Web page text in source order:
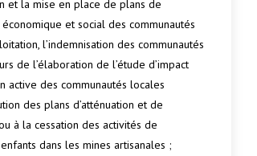
et la mise en place de plans de
et social des communautés
l’indemnisation des communautés
de l’élaboration de l’étude d’impact
des communautés locales
des plans d’atténuation et de
à la cessation des activités de
dans les mines artisanales ;